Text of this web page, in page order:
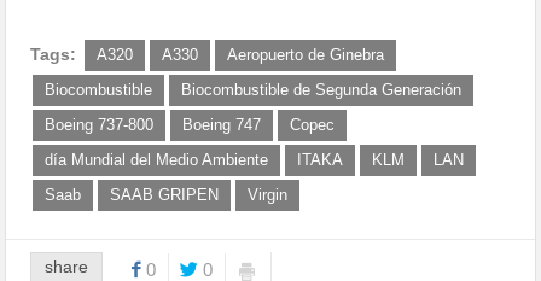
Tags: A320 A330
Aeropuerto de Ginebra
Biocombustible
Biocombustible de Segunda Generación
Boeing 737-800
Boeing 747
Copec
día Mundial del Medio Ambiente
ITAKA KLM
LAN
Saab
SAAB GRIPEN Virgin
share 0 0